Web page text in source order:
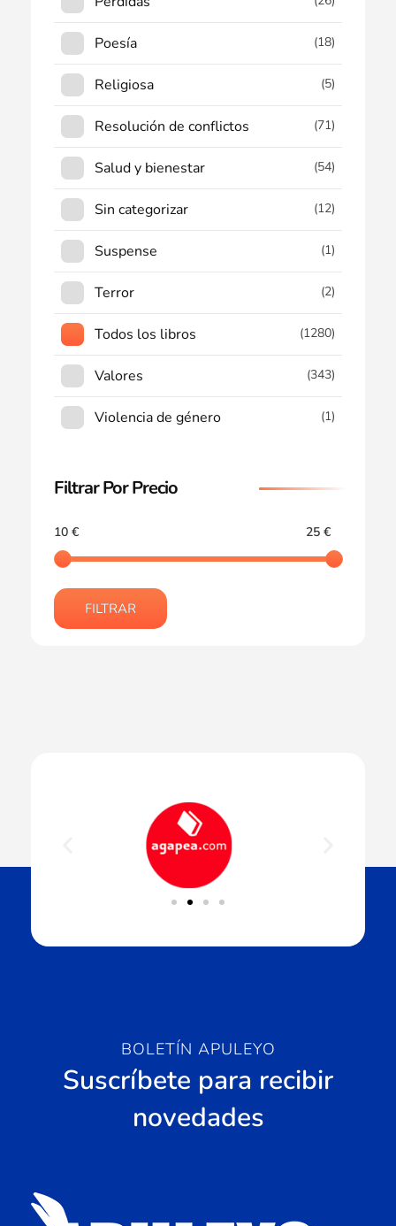
Poesía (18)
Religiosa (5)
Resolución de conflictos (71)
Salud y bienestar (54)
Sin categorizar (12)
Suspense (1)
Terror (2)
Todos los libros (1280)
Valores (343)
Violencia de género (1)
Filtrar Por Precio
10 € 25 €
FILTRAR
BOLETÍN APULEYO
Suscríbete para recibir
novedades